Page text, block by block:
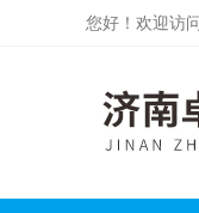
您好！欢迎访